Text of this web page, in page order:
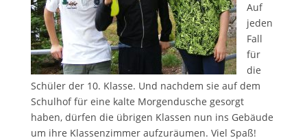
Auf
jeden
Fall
für
die
Schüler der 10. Klasse. Und nachdem sie auf dem
Schulhof für eine kalte Morgendusche gesorgt
haben, dürfen die übrigen Klassen nun ins Gebäude
um ihre Klassenzimmer aufzuräumen. Viel Spaß!